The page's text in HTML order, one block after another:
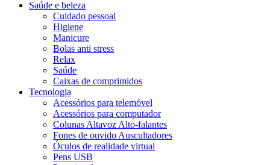
Saúde e beleza
Cuidado pessoal
Higiene
Manicure
Bolas anti stress
Relax
Saúde
Caixas de comprimidos
Tecnologia
Acessórios para telemóvel
Acessórios para computador
Colunas Altavoz Alto-falantes
Fones de ouvido Auscultadores
Óculos de realidade virtual
Pens USB